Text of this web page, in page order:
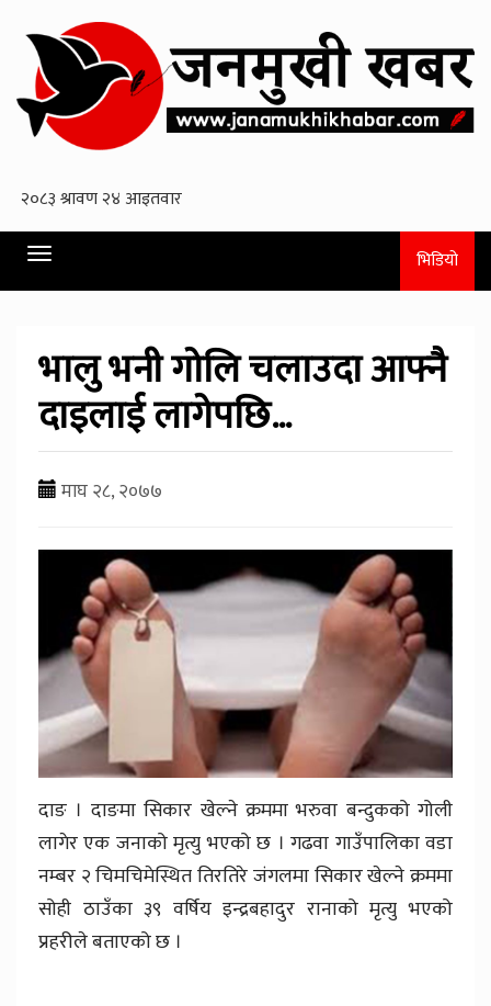
Toggle
navigation
भिडियो
भालु भनी गाेलि चलाउदा आफ्नै
दाइलाई लागेपछि…
माघ २८, २०७७
दाङ । दाङमा सिकार खेल्ने क्रममा भरुवा बन्दुकको गोली
लागेर एक जनाको मृत्यु भएको छ । गढवा गाउँपालिका वडा
नम्बर २ चिमचिमेस्थित तिरतिरे जंगलमा सिकार खेल्ने क्रममा
सोही ठाउँका ३९ वर्षिय इन्द्रबहादुर रानाको मृत्यु भएको
प्रहरीले बताएको छ ।